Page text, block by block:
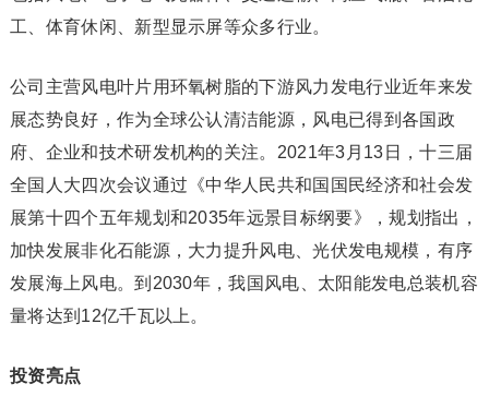
工、体育休闲、新型显示屏等众多行业。
公司主营风电叶片用环氧树脂的下游风力发电行业近年来发
展态势良好，作为全球公认清洁能源，风电已得到各国政
府、企业和技术研发机构的关注。2021年3月13日，十三届
全国人大四次会议通过《中华人民共和国国民经济和社会发
展第十四个五年规划和2035年远景目标纲要》，规划指出，
加快发展非化石能源，大力提升风电、光伏发电规模，有序
发展海上风电。到2030年，我国风电、太阳能发电总装机容
量将达到12亿千瓦以上。
投资亮点